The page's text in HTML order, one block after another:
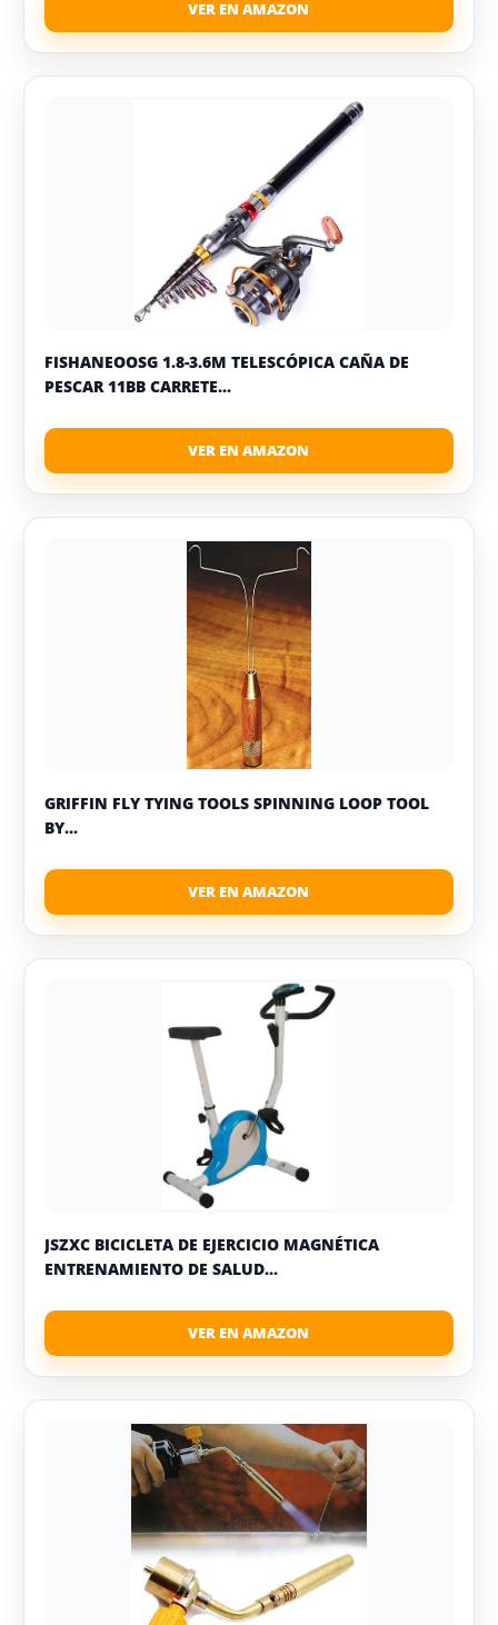
FISHANEOOSG 1.8-3.6M TELESCÓPICA CAÑA DE
PESCAR 11BB CARRETE...
GRIFFIN FLY TYING TOOLS SPINNING LOOP TOOL
BY...
JSZXC BICICLETA DE EJERCICIO MAGNÉTICA
ENTRENAMIENTO DE SALUD...